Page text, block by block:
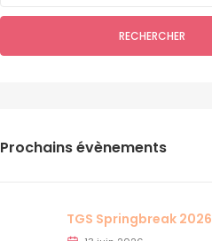
RECHERCHER
Prochains évènements
TGS Springbreak 2026